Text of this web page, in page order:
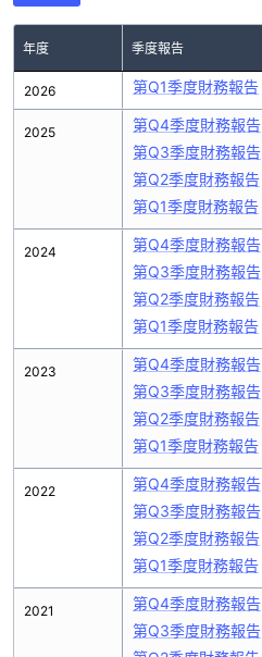
年度 季度報告
2026
2025
2024
2023
2022
2021
第Q1季度財務報告
第Q4季度財務報告
第Q3季度財務報告
第Q2季度財務報告
第Q1季度財務報告
第Q4季度財務報告
第Q3季度財務報告
第Q2季度財務報告
第Q1季度財務報告
第Q4季度財務報告
第Q3季度財務報告
第Q2季度財務報告
第Q1季度財務報告
第Q4季度財務報告
第Q3季度財務報告
第Q2季度財務報告
第Q1季度財務報告
第Q4季度財務報告
第Q3季度財務報告